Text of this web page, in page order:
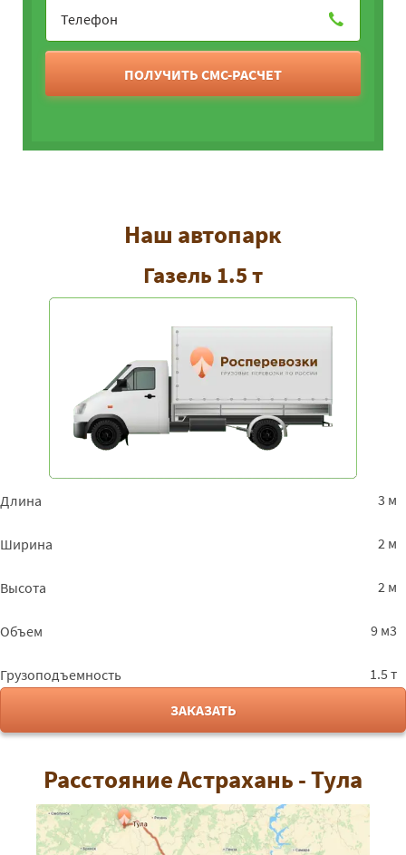
ПОЛУЧИТЬ СМС-РАСЧЕТ
Наш автопарк
Газель 1.5 т
Длина 3 м
Ширина 2 м
Высота 2 м
Объем 9 м3
Грузоподъемность
1.5 т
ЗАКАЗАТЬ
Расстояние Астрахань - Тула